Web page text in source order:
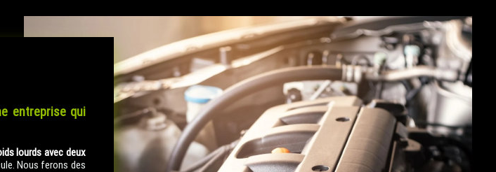
entreprise qui
lourds avec deux
Nous ferons des